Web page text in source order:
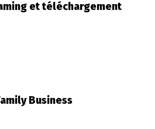
et téléchargement
Business